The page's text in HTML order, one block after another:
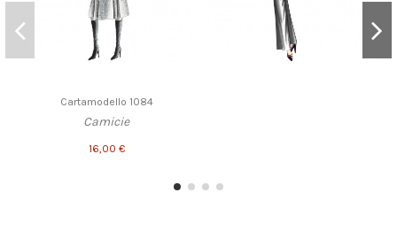
Cartamodello 1084
Camicie
16,00 €